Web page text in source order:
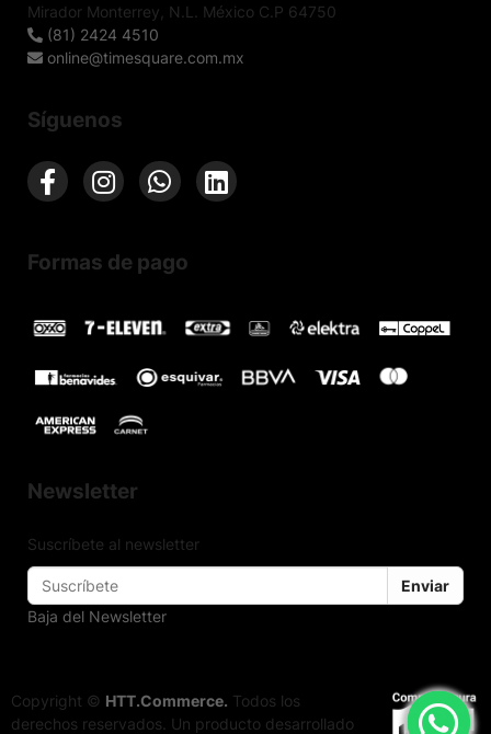
Mirador Monterrey, N.L. México C.P 64750
(81) 2424 4510
online@timesquare.com.mx
Síguenos
Formas de pago
Newsletter
Suscríbete al newsletter
Enviar
Baja del Newsletter
Copyright © HTT.Commerce. Todos los
derechos reservados. Un producto desarrollado